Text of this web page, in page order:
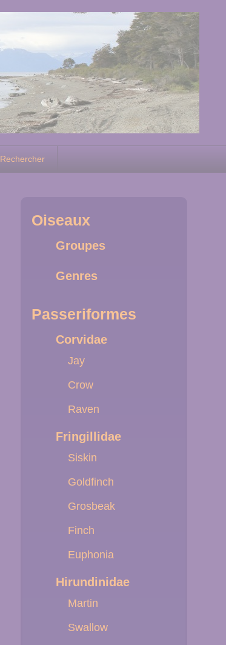
Rechercher
Oiseaux
Groupes
Genres
Passeriformes
Corvidae
Jay
Crow
Raven
Fringillidae
Siskin
Goldfinch
Grosbeak
Finch
Euphonia
Hirundinidae
Martin
Swallow